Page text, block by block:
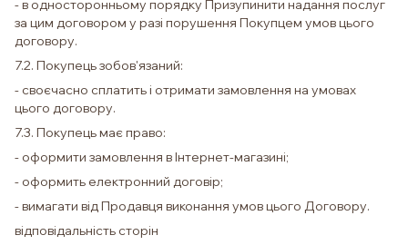
- в односторонньому порядку Призупинити надання послуг
за цим договором у разі порушення Покупцем умов цього
договору.
7.2. Покупець зобов'язаний:
- своєчасно сплатить і отримати замовлення на умовах
цього договору.
7.3. Покупець має право:
- оформити замовлення в Інтернет-магазині;
- оформить електронний договір;
- вимагати від Продавця виконання умов цього Договору.
відповідальність сторін